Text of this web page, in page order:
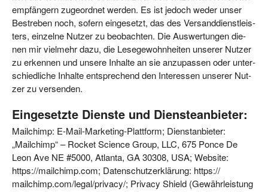
emp­fän­gern zuge­ord­net wer­den. Es ist jedoch weder unser
Bestre­ben noch, sofern ein­ge­setzt, das des Ver­sand­dienst­leis­
ters, ein­zel­ne Nut­zer zu beob­ach­ten. Die Aus­wer­tun­gen die­
nen mir viel­mehr dazu, die Lese­ge­wohn­hei­ten unse­rer Nut­zer
zu erken­nen und unse­re Inhal­te an sie anzu­pas­sen oder unter­
schied­li­che Inhal­te ent­spre­chend den Inter­es­sen unse­rer Nut­
zer zu versenden.
Eingesetzte Dienste und Diensteanbieter:
Mailchimp: E‑Mail-Mar­ke­ting-Platt­form; Dienst­an­bie­ter:
„Mailchimp“ – Rocket Sci­ence Group, LLC, 675 Pon­ce De
Leon Ave NE #5000, Atlan­ta, GA 30308, USA; Web­site:
https://​mailchimp​.com; Daten­schutz­er­klä­rung: https://​
mailchimp​.com/​l​e​g​a​l​/​p​r​i​v​a​cy/; Pri­va­cy Shield (Gewähr­leis­tung